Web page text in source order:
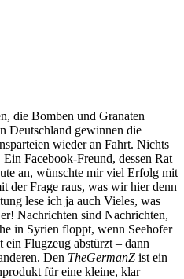
die Bomben und Granaten
Deutschland gewinnen die
wieder an Fahrt. Nichts
Facebook-Freund, dessen Rat
an, wünschte mir viel Erfolg mit
der Frage raus, was wir hier denn
lese ich ja auch Vieles, was
Nachrichten sind Nachrichten,
in Syrien floppt, wenn Seehofer
Flugzeug abstürzt – dann
Den TheGermanZ ist ein
für eine kleine, klar